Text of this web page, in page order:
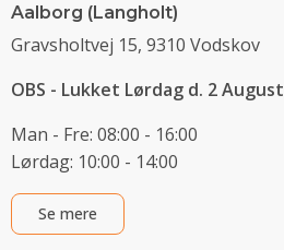
Aalborg (Langholt)
Gravsholtvej 15, 9310 Vodskov
OBS - Lukket Lørdag d. 2 August
Man - Fre: 08:00 - 16:00
Lørdag: 10:00 - 14:00
Se mere